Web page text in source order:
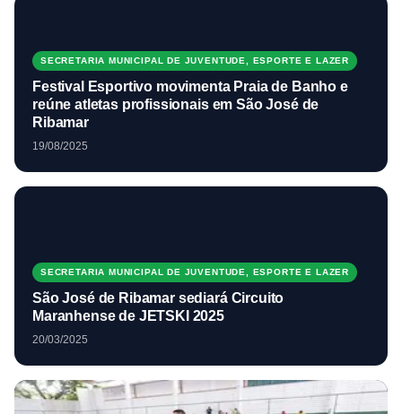
SECRETARIA MUNICIPAL DE JUVENTUDE, ESPORTE E LAZER
Festival Esportivo movimenta Praia de Banho e
reúne atletas profissionais em São José de
Ribamar
19/08/2025
SECRETARIA MUNICIPAL DE JUVENTUDE, ESPORTE E LAZER
São José de Ribamar sediará Circuito
Maranhense de JETSKI 2025
20/03/2025